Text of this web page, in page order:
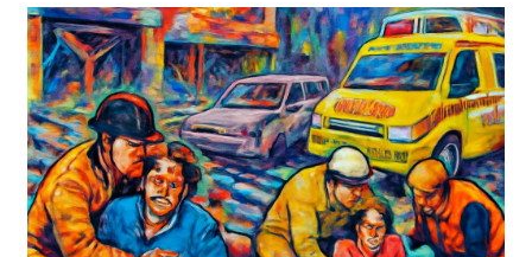
종교 사회 정치 건강 의료 의학 경제 마케팅
부동산 외국어 교육 교통 생활 기타